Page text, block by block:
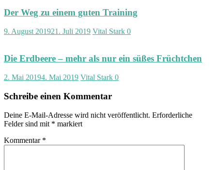
Der Weg zu einem guten Training
9. August 201921. Juli 2019 Vital Stark 0
Die Erdbeere – mehr als nur ein süßes Früchtchen
2. Mai 20194. Mai 2019 Vital Stark 0
Schreibe einen Kommentar
Deine E-Mail-Adresse wird nicht veröffentlicht. Erforderliche
Felder sind mit * markiert
Kommentar *